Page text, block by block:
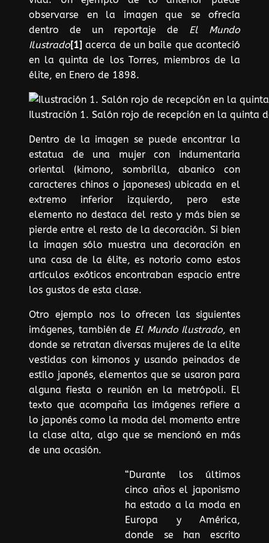
observarse en la imagen que se ofrecía
dentro de un reportaje de El Mundo
Ilustrado[1] acerca de un baile que aconteció
en la quinta de los Torres, miembros de la
élite, en Enero de 1898.
Ilustración 1. Salón rojo de recepción en la quinta
Dentro de la imagen se puede encontrar la
estatua de una mujer con indumentaria
oriental (kimono, sombrilla, abanico con
caracteres chinos o japoneses) ubicada en el
extremo inferior izquierdo, pero este
elemento no destaca del resto y más bien se
pierde entre el resto de la decoración. Si bien
la imagen sólo muestra una decoración en
una casa de la élite, es notorio como estos
artículos exóticos encontraban espacio entre
los gustos de esta clase.
Otro ejemplo nos lo ofrecen las siguientes
imágenes, también de El Mundo Ilustrado, en
donde se retratan diversas mujeres de la elite
vestidas con kimonos y usando peinados de
estilo japonés, elementos que se usaron para
alguna fiesta o reunión en la metrópoli. El
texto que acompaña las imágenes refiere a
lo japonés como la moda del momento entre
la clase alta, algo que se mencionó en más
de una ocasión.
“Durante los últimos
cinco años el japonismo
ha estado a la moda en
Europa y América,
donde se han escrito